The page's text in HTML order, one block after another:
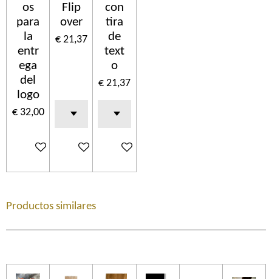
os
para
la
entr
ega
del
logo
€ 32,00
In winkelwagen
Flip
over
€ 21,37
In winkelwagen
con
tira
de
text
o
€ 21,37
In winkelwagen
Productos similares